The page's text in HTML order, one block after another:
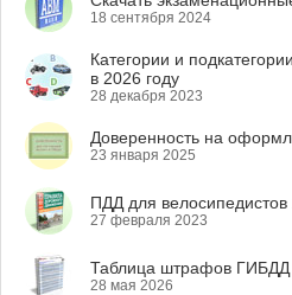
18 сентября 2024
Категории и
в 2026 году
28 декабря 2023
Доверенность на
23 января 2025
ПДД для велосипедистов
27 февраля 2023
Таблица штрафов ГИБДД
28 мая 2026